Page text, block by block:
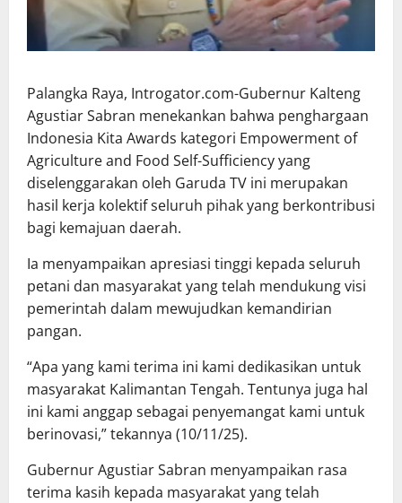
Palangka Raya, Introgator.com-Gubernur Kalteng
Agustiar Sabran menekankan bahwa penghargaan
Indonesia Kita Awards kategori Empowerment of
Agriculture and Food Self-Sufficiency yang
diselenggarakan oleh Garuda TV ini merupakan
hasil kerja kolektif seluruh pihak yang berkontribusi
bagi kemajuan daerah.
Ia menyampaikan apresiasi tinggi kepada seluruh
petani dan masyarakat yang telah mendukung visi
pemerintah dalam mewujudkan kemandirian
pangan.
“Apa yang kami terima ini kami dedikasikan untuk
masyarakat Kalimantan Tengah. Tentunya juga hal
ini kami anggap sebagai penyemangat kami untuk
berinovasi,” tekannya (10/11/25).
Gubernur Agustiar Sabran menyampaikan rasa
terima kasih kepada masyarakat yang telah